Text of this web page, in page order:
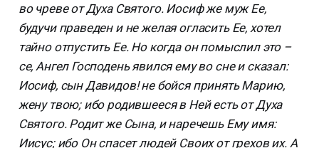
во чреве от Духа Святого. Иосиф же муж Ее,
будучи праведен и не желая огласить Ее, хотел
тайно отпустить Ее. Но когда он помыслил это –
се, Ангел Господень явился ему во сне и сказал:
Иосиф, сын Давидов! не бойся принять Марию,
жену твою; ибо родившееся в Ней есть от Духа
Святого. Родит же Сына, и наречешь Ему имя:
Иисус; ибо Он спасет людей Своих от грехов их. А